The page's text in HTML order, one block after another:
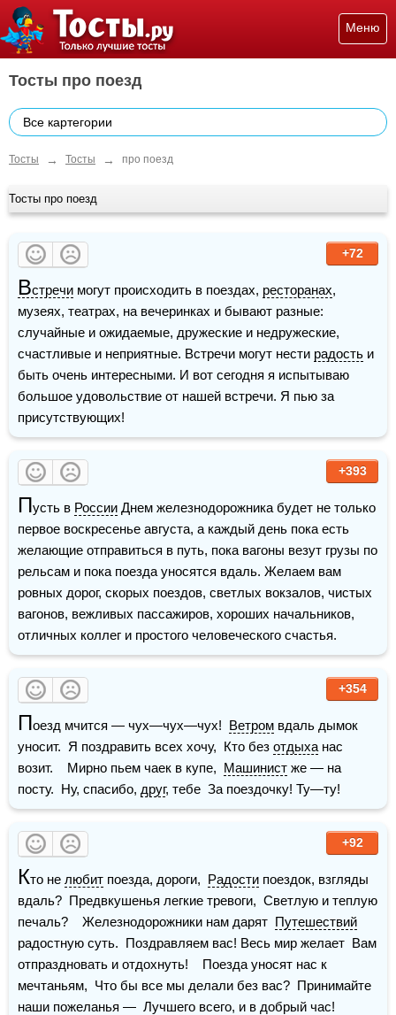
Меню
Тосты про поезд
Все картегории
Тосты → Тосты → про поезд
Тосты про поезд
+72
Встречи могут происходить в поездах, ресторанах,
музеях, театрах, на вечеринках и бывают разные:
случайные и ожидаемые, дружеские и недружеские,
счастливые и неприятные. Встречи могут нести радость и
быть очень интересными. И вот сегодня я испытываю
большое удовольствие от нашей встречи. Я пью за
присутствующих!
+393
Пусть в России Днем железнодорожника будет не только
первое воскресенье августа, а каждый день пока есть
желающие отправиться в путь, пока вагоны везут грузы по
рельсам и пока поезда уносятся вдаль. Желаем вам
ровных дорог, скорых поездов, светлых вокзалов, чистых
вагонов, вежливых пассажиров, хороших начальников,
отличных коллег и простого человеческого счастья.
+354
Поезд мчится — чух—чух—чух! Ветром вдаль дымок
уносит.  Я поздравить всех хочу,  Кто без отдыха нас
возит.    Мирно пьем чаек в купе, Машинист же — на
посту.  Ну, спасибо, друг, тебе  За поездочку! Ту—ту!
+92
Кто не любит поезда, дороги, Радости поездок, взгляды
вдаль?  Предвкушенья легкие тревоги,  Светлую и теплую
печаль?    Железнодорожники нам дарят Путешествий
радостную суть.  Поздравляем вас! Весь мир желает  Вам
отпраздновать и отдохнуть!    Поезда уносят нас к
мечтаньям,  Что бы все мы делали без вас?  Принимайте
наши пожеланья —  Лучшего всего, и в добрый час!